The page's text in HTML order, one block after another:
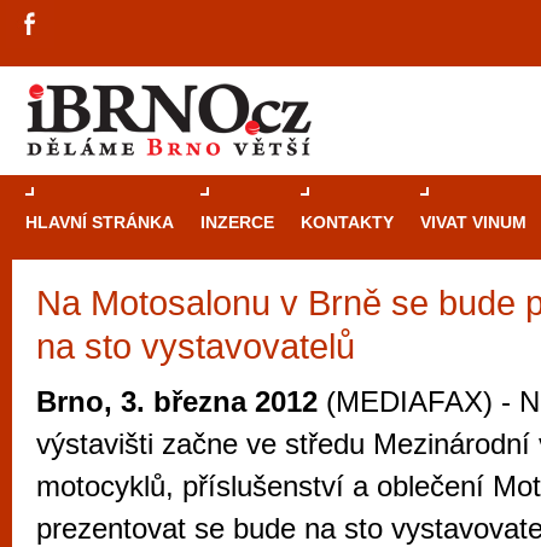
HLAVNÍ STRÁNKA INZERCE KONTAKTY VIVAT VINUM
Na Motosalonu v Brně se bude
na sto vystavovatelů
Brno, 3. března 2012 (MEDIAFAX) -
výstavišti začne ve středu Mezinárodní
motocyklů, příslušenství a oblečení
prezentovat se bude na sto
Průvodce
Brně: Od
Brno je
zajímavé
restaurace,
Mimo jiné je ale také místem, kde si